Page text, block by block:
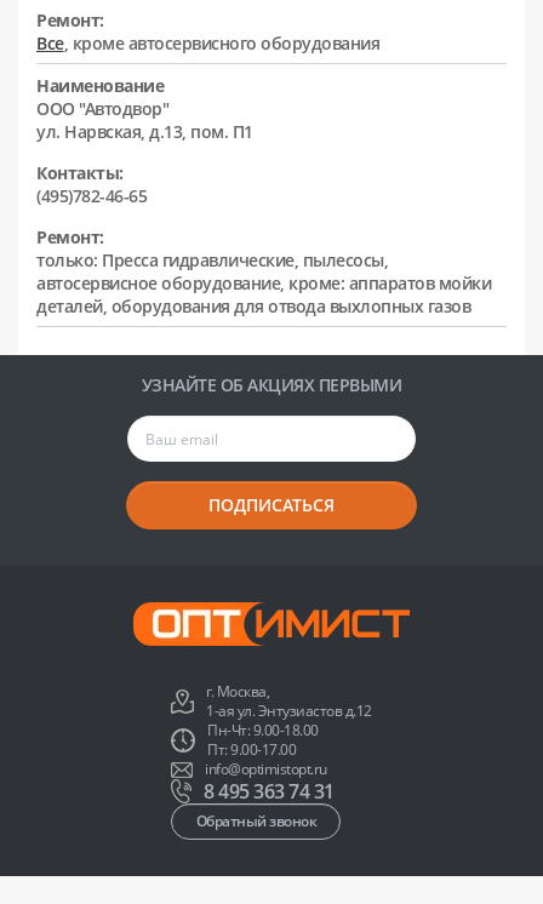
Ремонт:
Все, кроме автосервисного оборудования
Наименование
ООО "Автодвор"
ул. Нарвская, д.13, пом. П1
Контакты:
(495)782-46-65
Ремонт:
только: Пресса гидравлические, пылесосы,
автосервисное оборудование, кроме: аппаратов мойки
деталей, оборудования для отвода выхлопных газов
УЗНАЙТЕ ОБ АКЦИЯХ ПЕРВЫМИ
ПОДПИСАТЬСЯ
г. Москва,
1-ая ул. Энтузиастов д.12
Пн-Чт: 9.00-18.00
Пт: 9.00-17.00
info@optimistopt.ru
8 495 363 74 31
Обратный звонок